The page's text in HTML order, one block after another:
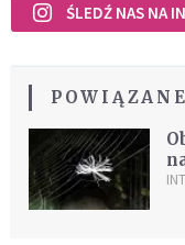
ŚLEDŹ NAS NA